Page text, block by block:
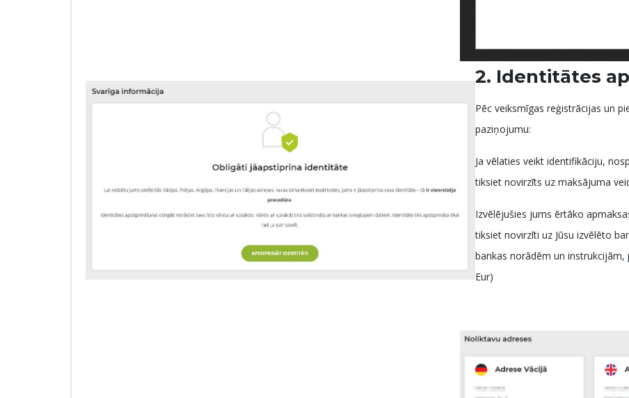
2. Identitātes
Pēc veiksmīgas reģistrācijas un
paziņojumu:
Ja vēlaties veikt identifikāciju,
tiksiet novirzīts uz maksājuma
Izvēlējušies jums ērtāko
tiksiet novirzīti uz Jūsu izvēlēto
bankas norādēm un instrukcijām,
Eur)